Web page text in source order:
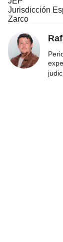
Jurisdicción
Zarco